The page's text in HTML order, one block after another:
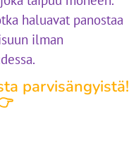
haluavat panostaa
ilman
parvisängyistä!